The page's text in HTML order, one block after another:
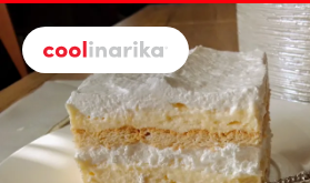
Preskoči na glavni sadržaj